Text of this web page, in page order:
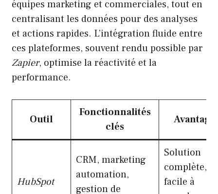
équipes marketing et commerciales, tout en
centralisant les données pour des analyses
et actions rapides. L’intégration fluide entre
ces plateformes, souvent rendu possible par
Zapier, optimise la réactivité et la
performance.
Outil
Fonctionnalités
clés
HubSpot
CRM, marketing
automation,
gestion de
Solution
complète,
facile à